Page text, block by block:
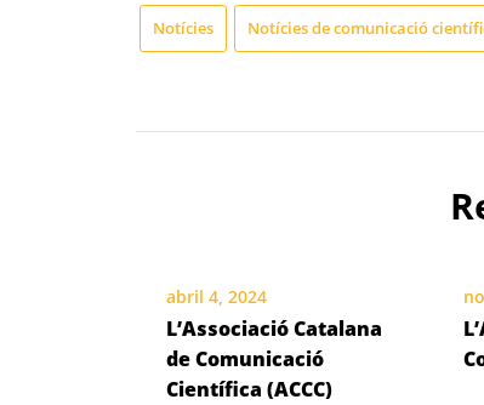
Notícies Notícies de comunicació
abril 4, 2024
L’Associació Catalana
de Comunicació
Científica (ACCC)